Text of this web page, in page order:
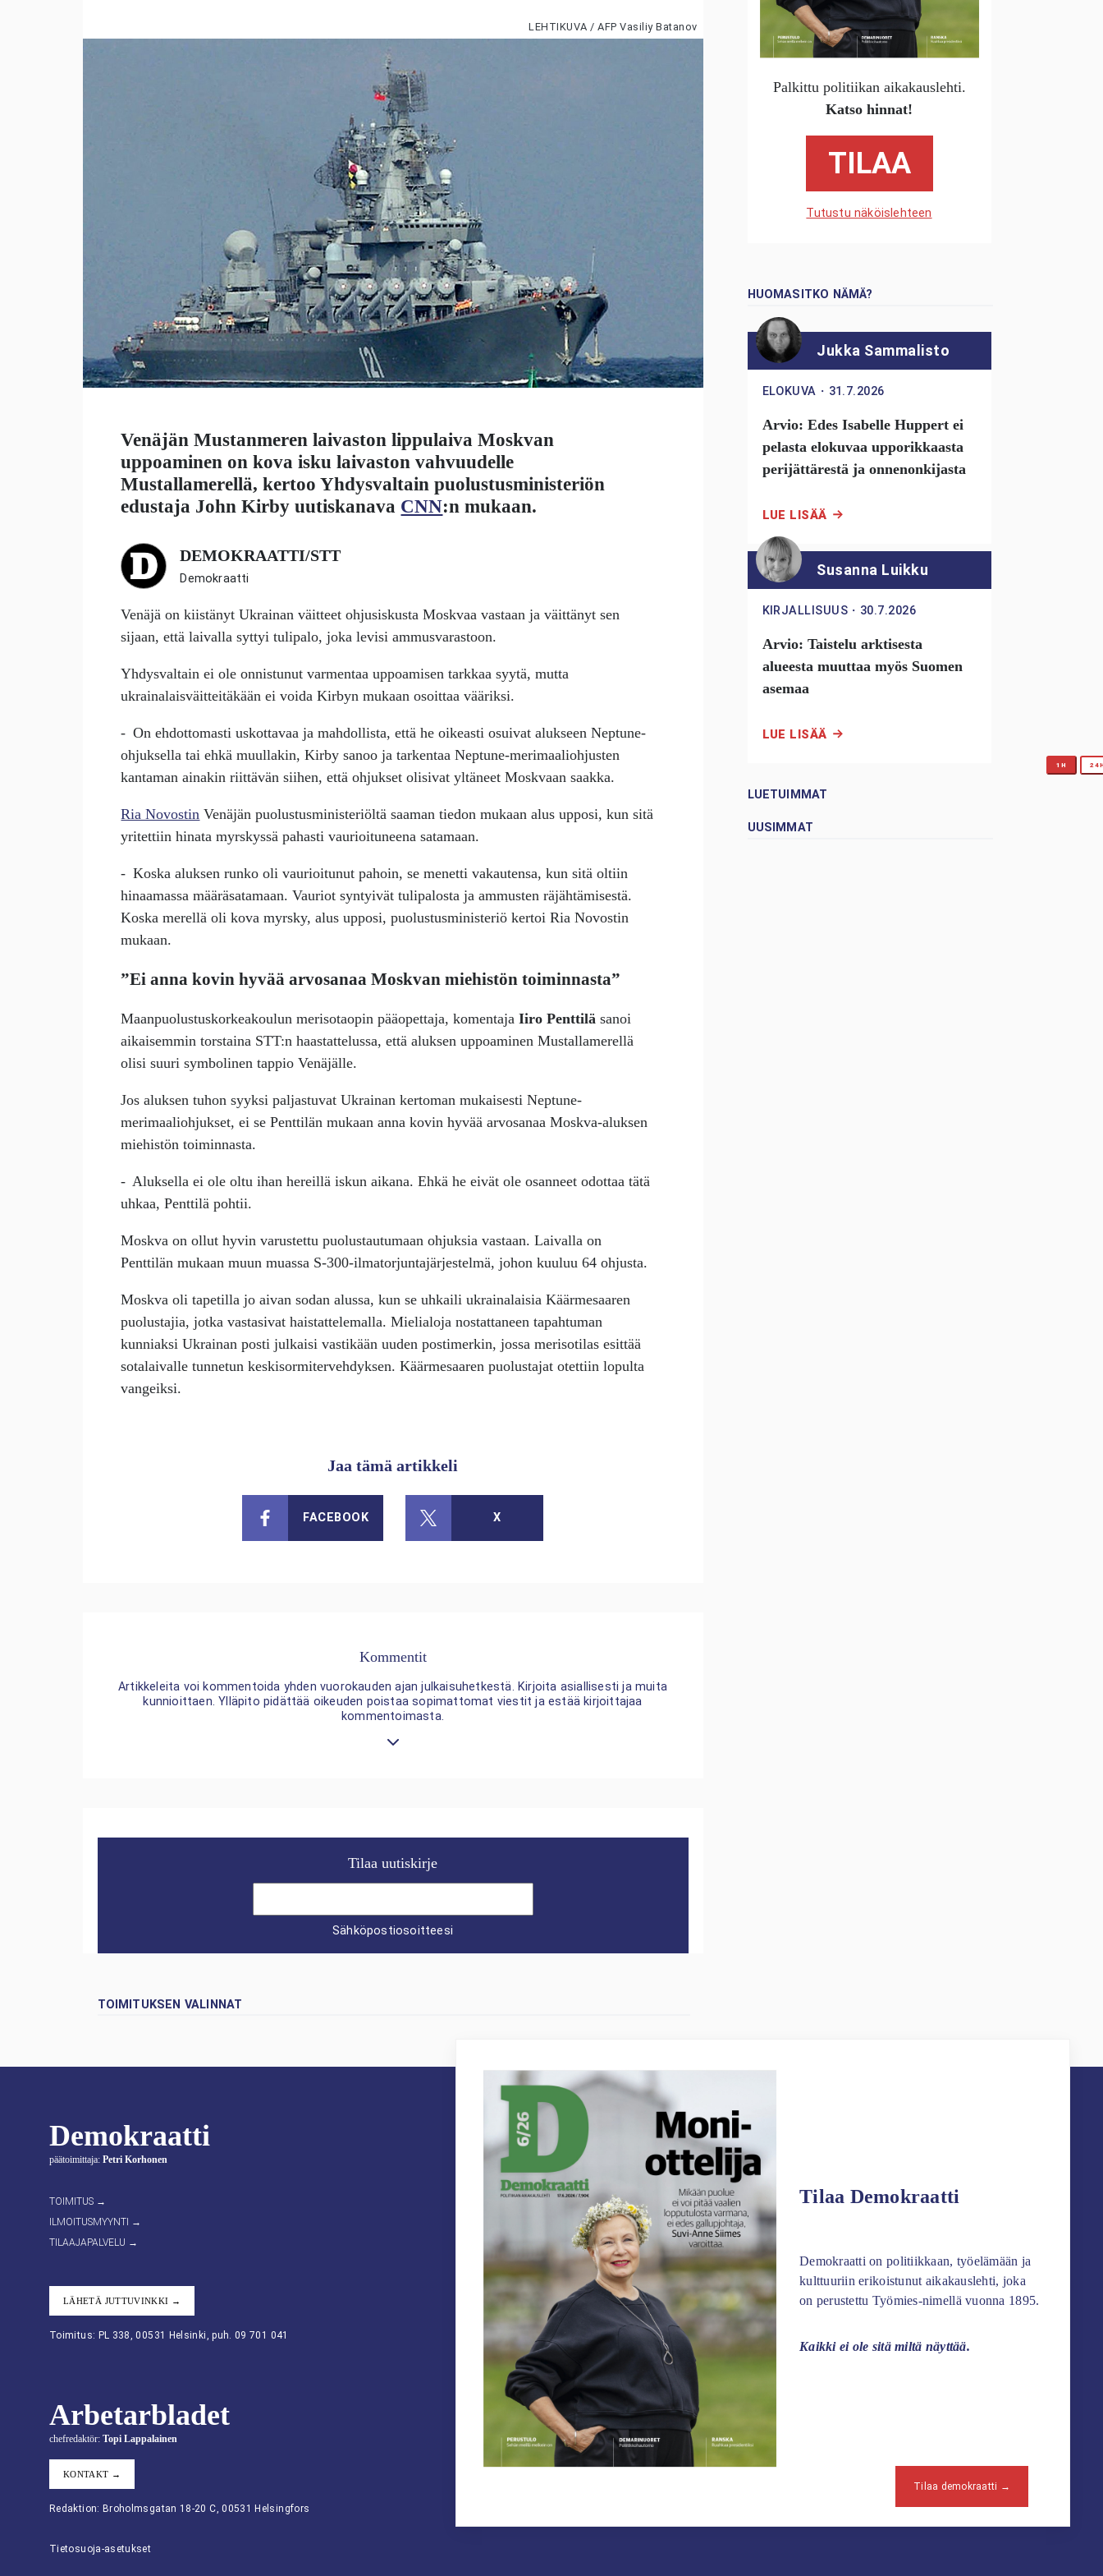
LEHTIKUVA / AFP Vasiliy Batanov
Venäjän Mustanmeren laivaston lippulaiva Moskvan
uppoaminen on kova isku laivaston vahvuudelle
Mustallamerellä, kertoo Yhdysvaltain puolustusministeriön
edustaja John Kirby uutiskanava CNN:n mukaan.
DEMOKRAATTI/STT
Demokraatti
Venäjä on kiistänyt Ukrainan väitteet ohjusiskusta Moskvaa vastaan ja väittänyt sen
sijaan, että laivalla syttyi tulipalo, joka levisi ammusvarastoon.
Yhdysvaltain ei ole onnistunut varmentaa uppoamisen tarkkaa syytä, mutta
ukrainalaisväitteitäkään ei voida Kirbyn mukaan osoittaa vääriksi.
- On ehdottomasti uskottavaa ja mahdollista, että he oikeasti osuivat alukseen Neptune-
ohjuksella tai ehkä muullakin, Kirby sanoo ja tarkentaa Neptune-merimaaliohjusten
kantaman ainakin riittävän siihen, että ohjukset olisivat yltäneet Moskvaan saakka.
Ria Novostin Venäjän puolustusministeriöltä saaman tiedon mukaan alus upposi, kun sitä
yritettiin hinata myrskyssä pahasti vaurioituneena satamaan.
- Koska aluksen runko oli vaurioitunut pahoin, se menetti vakautensa, kun sitä oltiin
hinaamassa määräsatamaan. Vauriot syntyivät tulipalosta ja ammusten räjähtämisestä.
Koska merellä oli kova myrsky, alus upposi, puolustusministeriö kertoi Ria Novostin
mukaan.
”Ei anna kovin hyvää arvosanaa Moskvan miehistön toiminnasta”
Maanpuolustuskorkeakoulun merisotaopin pääopettaja, komentajaIiro Penttilä sanoi
aikaisemmin torstaina STT:n haastattelussa, että aluksen uppoaminen Mustallamerellä
olisi suuri symbolinen tappio Venäjälle.
Jos aluksen tuhon syyksi paljastuvat Ukrainan kertoman mukaisesti Neptune-
merimaaliohjukset, ei se Penttilän mukaan anna kovin hyvää arvosanaaMoskva-aluksen
miehistön toiminnasta.
- Aluksella ei ole oltu ihan hereillä iskun aikana. Ehkä he eivät ole osanneet odottaa tätä
uhkaa, Penttilä pohtii.
Moskva on ollut hyvin varustettu puolustautumaan ohjuksia vastaan. Laivalla on
Penttilän mukaan muun muassa S-300-ilmatorjuntajärjestelmä, johon kuuluu 64 ohjusta.
Moskva oli tapetilla jo aivan sodan alussa, kun se uhkaili ukrainalaisia Käärmesaaren
puolustajia, jotka vastasivat haistattelemalla. Mielialoja nostattaneen tapahtuman
kunniaksi Ukrainan posti julkaisi vastikään uuden postimerkin, jossa merisotilas esittää
sotalaivalle tunnetun keskisormitervehdyksen. Käärmesaaren puolustajat otettiin lopulta
vangeiksi.
Jaa tämä artikkeli
FACEBOOK X
Kommentit
Artikkeleita voi kommentoida yhden vuorokauden ajan julkaisuhetkestä. Kirjoita asiallisesti ja muita
kunnioittaen. Ylläpito pidättää oikeuden poistaa sopimattomat viestit ja estää kirjoittajaa
kommentoimasta.
Tilaa uutiskirje
Sähköpostiosoitteesi
TOIMITUKSEN VALINNAT
Palkittu politiikan aikakauslehti.
Katso hinnat!
TILAA
Tutustu näköislehteen
HUOMASITKO NÄMÄ?
Jukka Sammalisto
ELOKUVA ・ 31.7.2026
Arvio: Edes Isabelle Huppert ei
pelasta elokuvaa upporikkaasta
perijättärestä ja onnenonkijasta
LUE LISÄÄ
Susanna Luikku
KIRJALLISUUS ・ 30.7.2026
Arvio: Taistelu arktisesta
alueesta muuttaa myös Suomen
asemaa
LUE LISÄÄ
LUETUIMMAT
1H
UUSIMMAT
Demokraatti
päätoimittaja: Petri Korhonen
TOIMITUS →
ILMOITUSMYYNTI →
TILAAJAPALVELU →
LÄHETÄ JUTTUVINKKI →
Toimitus: PL 338, 00531 Helsinki, puh. 09 701 041
Arbetarbladet
chefredaktör: Topi Lappalainen
KONTAKT →
Redaktion: Broholmsgatan 18-20 C, 00531 Helsingfors
Tietosuoja-asetukset
Tilaa Demokraatti
Demokraatti on politiikkaan, työelämään ja
kulttuuriin erikoistunut aikakauslehti, joka
on perustettu Työmies-nimellä vuonna 1895.
Kaikki ei ole sitä miltä näyttää.
Tilaa demokraatti →